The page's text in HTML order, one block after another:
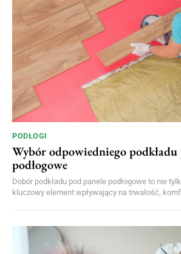
PODŁOGI
Wybór odpowiedniego podkładu
podłogowe
Dobór podkładu pod panele podłogowe to nie
kluczowy element wpływający na trwałość,